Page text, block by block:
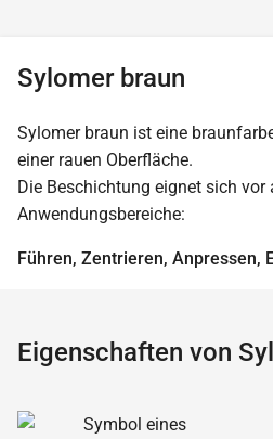
Sylomer braun
Sylomer braun ist eine
einer rauen Oberfläche.
Die Beschichtung eignet sich
Anwendungsbereiche:
Führen, Zentrieren, Anpressen,
Eigenschaften von